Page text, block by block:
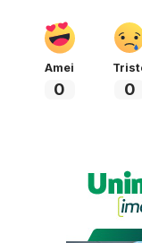
Amei
0 0